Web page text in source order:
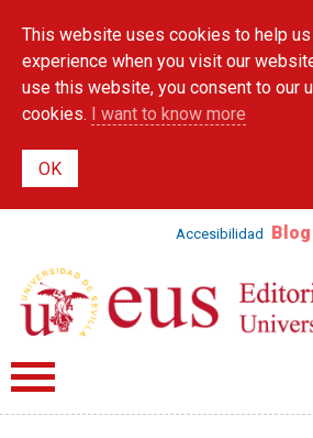
main
content
This website uses cookies to help
experience when you visit our
use this website, you consent to our
cookies. I want to know more
Accesibilidad Blog